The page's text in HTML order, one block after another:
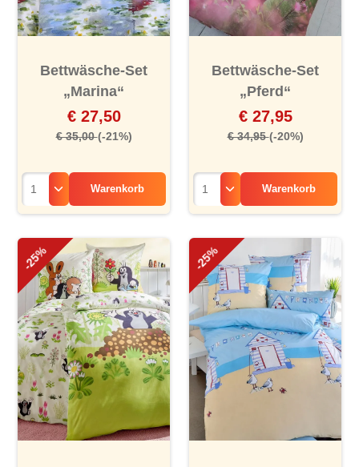
Bettwäsche-Set
„Marina“
€ 27,50
€ 35,00(-21%)
Warenkorb
Bettwäsche-Set
„Pferd“
€ 27,95
€ 34,95(-20%)
Warenkorb
-25% -25%